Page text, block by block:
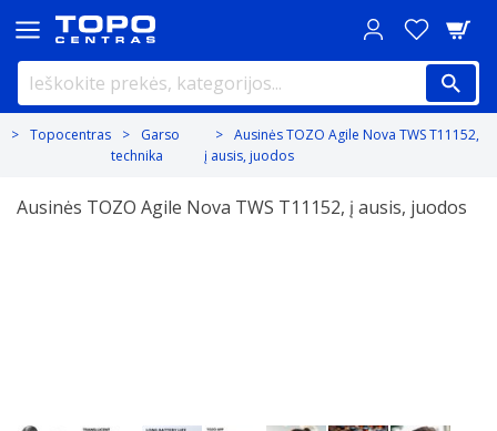
Topocentras
Garso
technika
Ausinės TOZO Agile Nova TWS T11152,
į ausis, juodos
Ausinės TOZO Agile Nova TWS T11152, į ausis, juodos